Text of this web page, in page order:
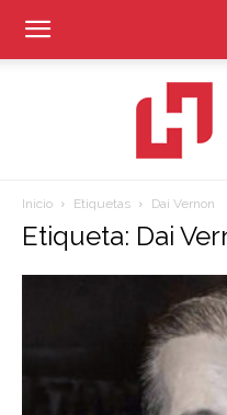
Inicio Etiquetas Dai Vernon
Etiqueta: Dai